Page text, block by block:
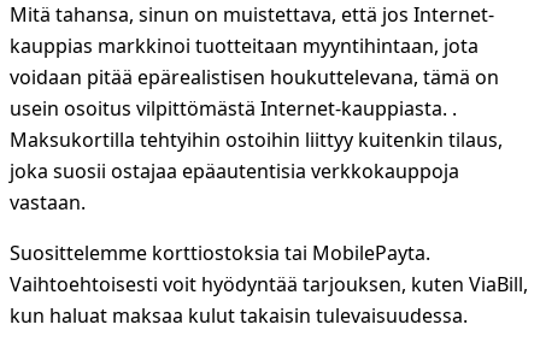
Mitä tahansa, sinun on muistettava, että jos Internet-
kauppias markkinoi tuotteitaan myyntihintaan, jota
voidaan pitää epärealistisen houkuttelevana, tämä on
usein osoitus vilpittömästä Internet-kauppiasta. .
Maksukortilla tehtyihin ostoihin liittyy kuitenkin tilaus,
joka suosii ostajaa epäautentisia verkkokauppoja
vastaan.
Suosittelemme korttiostoksia tai MobilePayta.
Vaihtoehtoisesti voit hyödyntää tarjouksen, kuten ViaBill,
kun haluat maksaa kulut takaisin tulevaisuudessa.